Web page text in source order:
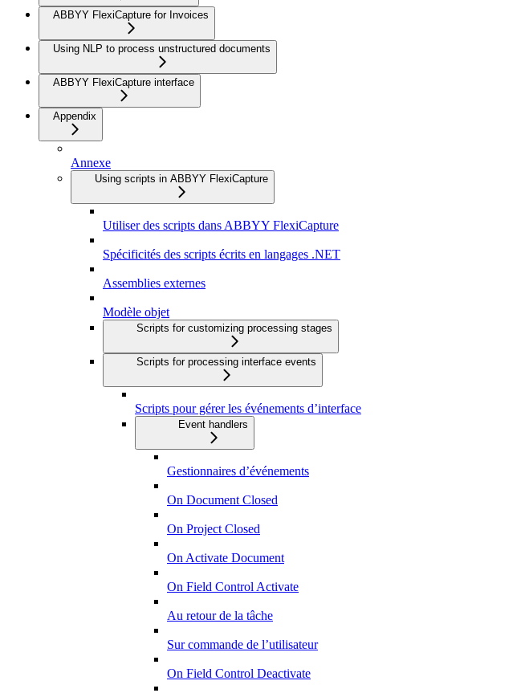
ABBYY FlexiCapture for Invoices
Using NLP to process unstructured documents
ABBYY FlexiCapture interface
Appendix
Annexe
Using scripts in ABBYY FlexiCapture
Utiliser des scripts dans ABBYY FlexiCapture
Spécificités des scripts écrits en langages .NET
Assemblies externes
Modèle objet
Scripts for customizing processing stages
Scripts for processing interface events
Scripts pour gérer les événements d’interface
Event handlers
Gestionnaires d’événements
On Document Closed
On Project Closed
On Activate Document
On Field Control Activate
Au retour de la tâche
Sur commande de l’utilisateur
On Field Control Deactivate